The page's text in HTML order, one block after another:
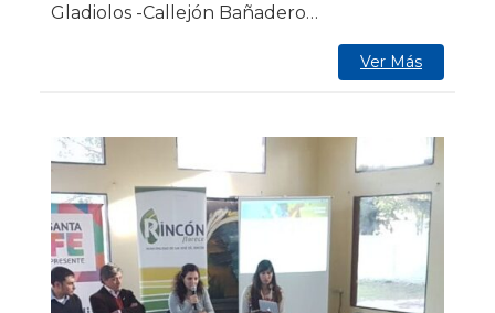
Gladiolos -Callejón Bañadero…
Ver Más